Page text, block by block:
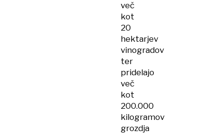
več
kot
20
hektarjev
vinogradov
ter
pridelajo
več
kot
200.000
kilogramov
grozdja